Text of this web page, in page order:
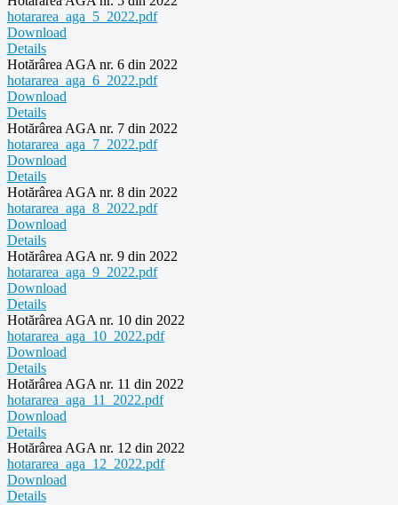
hotararea_aga_5_2022.pdf
Download
Details
Hotărârea AGA nr. 6 din 2022
hotararea_aga_6_2022.pdf
Download
Details
Hotărârea AGA nr. 7 din 2022
hotararea_aga_7_2022.pdf
Download
Details
Hotărârea AGA nr. 8 din 2022
hotararea_aga_8_2022.pdf
Download
Details
Hotărârea AGA nr. 9 din 2022
hotararea_aga_9_2022.pdf
Download
Details
Hotărârea AGA nr. 10 din 2022
hotararea_aga_10_2022.pdf
Download
Details
Hotărârea AGA nr. 11 din 2022
hotararea_aga_11_2022.pdf
Download
Details
Hotărârea AGA nr. 12 din 2022
hotararea_aga_12_2022.pdf
Download
Details